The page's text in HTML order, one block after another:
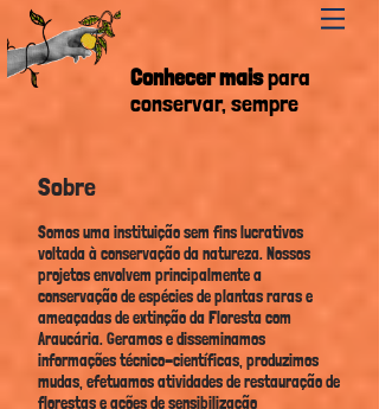
Conhecer maispara
conservar, sempre
Sobre
Somos uma instituição sem fins lucrativos
voltada à conservação da natureza. Nossos
projetos envolvem principalmente a
conservação de espécies de plantas raras e
ameaçadas de extinção da Floresta com
Araucária. Geramos e disseminamos
informações técnico-científicas, produzimos
mudas, efetuamos atividades de restauração de
florestas e ações desensibilização